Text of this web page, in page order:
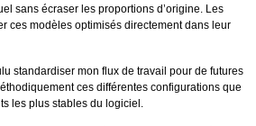
sans écraser les proportions d’origine. Les
ces modèles optimisés directement dans leur
standardiser mon flux de travail pour de futures
ces différentes configurations que
les plus stables du logiciel.